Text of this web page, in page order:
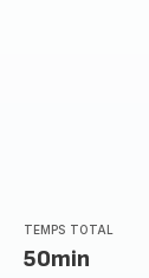
TEMPS TOTAL
50min